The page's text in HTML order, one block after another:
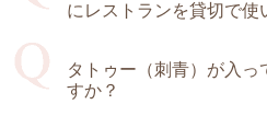
にレストランを貸切で使
タトゥー（刺青）が入っ
すか？